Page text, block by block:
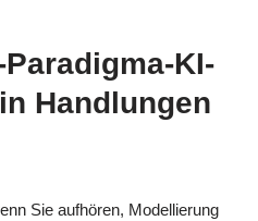
KI-
Handlungen
Sie aufhören, Modellierung